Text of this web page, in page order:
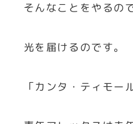
そんなことをやるの
光を届けるのです。
「カンタ・ティモー